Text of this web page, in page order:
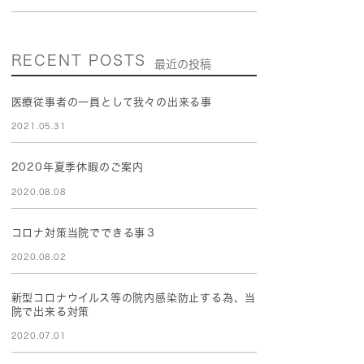
RECENT POSTS 最近の投稿
医療従事者の一員として我々の出来る事
2021.05.31
2020年夏季休暇のご案内
2020.08.08
コロナ対策当院でできる事３
2020.08.02
新型コロナウイルス等の院内感染防止する為、当
院で出来る対策
2020.07.01